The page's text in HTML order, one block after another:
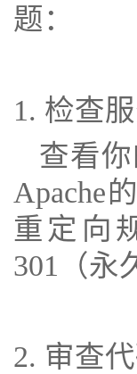
题：
1. 检查
查看你
Apache
重定向
301（永
2. 审查